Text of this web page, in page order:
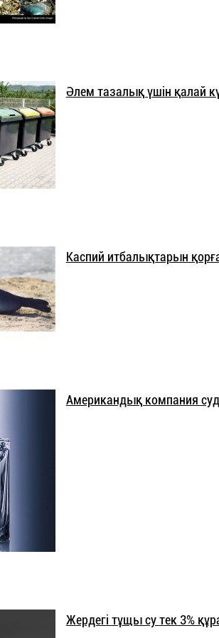
Әлем тазалық үшін қалай
Каспий итбалықтарын
Американдық компания
Жердегі тұщы су тек 3%